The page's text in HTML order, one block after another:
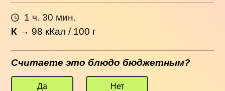
1 ч. 30 мин.
К → 98 кКал / 100 г
Считаете это блюдо бюджетным?
Да Нет